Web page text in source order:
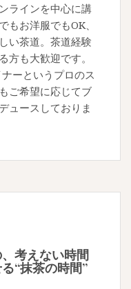
ラインを中心に講
もお洋服でもOK、
い茶道。茶道経験
方も大歓迎です。
ーというプロのス
ご希望に応じてブ
ュースしておりま
考えない時間
“抹茶の時間”